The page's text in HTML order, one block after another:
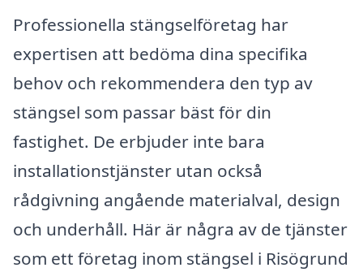
Professionella stängselföretag har
expertisen att bedöma dina specifika
behov och rekommendera den typ av
stängsel som passar bäst för din
fastighet. De erbjuder inte bara
installationstjänster utan också
rådgivning angående materialval, design
och underhåll. Här är några av de tjänster
som ett företag inom stängsel i Risögrund